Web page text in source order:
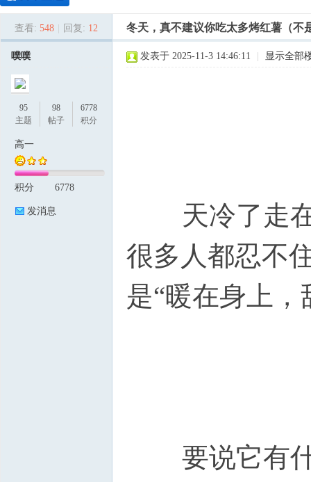
查看: 548 回复: 12 冬天，真不建议你吃太多烤红薯（不
噗噗
95
主题
98
帖子
6778
积分
高一
积分 6778
发消息
发表于 2025-11-3 14:46:11 显示全部
天冷了走在
很多人都忍不
是“暖在身上，
要说它有什